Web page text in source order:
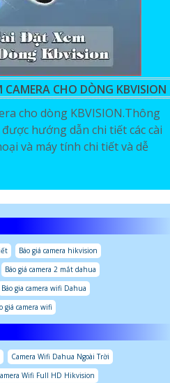
CHO DÒNG KBVISION
cho dòng KBVISION.Thông
hướng dẫn chi tiết các cài
và máy tính chi tiết và dễ
Báo giá camera hikvision
Báo giá camera 2 mắt dahua
Báo gia camera wifi Dahua
giá camera wifi
Camera Wifi Dahua Ngoài Trời
Wifi Full HD Hikvision